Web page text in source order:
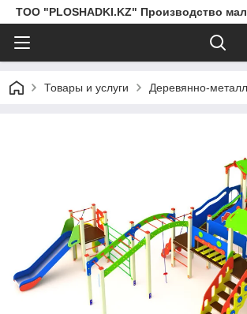
ТОО "PLOSHADKI.KZ" Производство
Товары и услуги Деревянно-